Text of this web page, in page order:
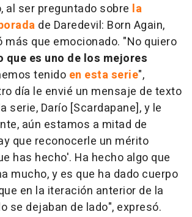
al ser preguntado sobre la
de Daredevil: Born Again,
más que emocionado. "No quiero
que es uno de los mejores
tenido en esta serie",
día le envié un mensaje de texto
serie, Darío [Scardapane], y le
aún estamos a mitad de
que reconocerle un mérito
has hecho'. Ha hecho algo que
mucho, y es que ha dado cuerpo
en la iteración anterior de la
se dejaban de lado", expresó.